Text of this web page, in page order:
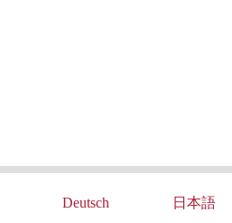
Deutsch 日本語